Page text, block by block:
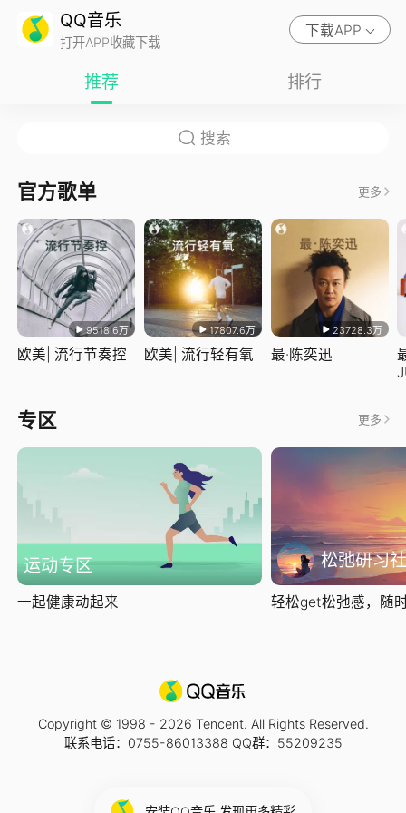
QQ音乐
打开APP收藏下载
下载APP
推荐 排行
官方歌单 更多
9518.6万
欧美| 流行节奏控
17807.6万
欧美| 流行轻有氧
23728.3万
最·陈奕迅
专区 更多
运动专区
一起健康动起来
松弛研习社
轻松get松弛感，随
Copyright © 1998 - 2026 Tencent. All Rights Reserved.
联系电话：0755-86013388 QQ群：55209235